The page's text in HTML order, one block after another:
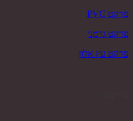
פרקט PVC
פרקט גרמני
פרקט עץ אלון